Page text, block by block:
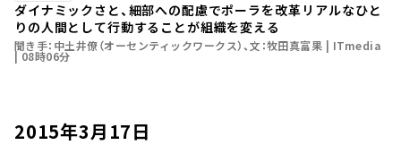
ダイナミックさと、細部への配慮でポーラを改革――リアルなひと
りの人間として行動することが組織を変える
聞き手：中土井僚（オーセンティックワークス）、文：牧田真富果 ITmedia
08時06分
2015年3月17日